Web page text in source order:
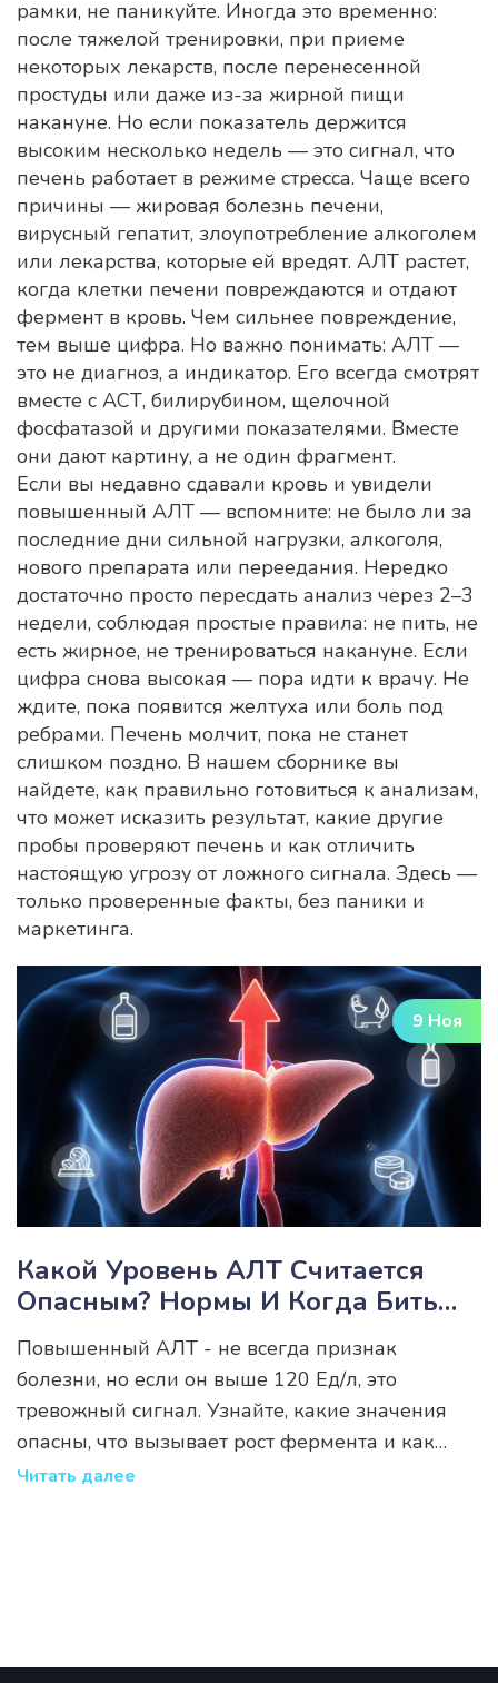
рамки, не паникуйте. Иногда это временно:
после тяжелой тренировки, при приеме
некоторых лекарств, после перенесенной
простуды или даже из-за жирной пищи
накануне. Но если показатель держится
высоким несколько недель — это сигнал, что
печень работает в режиме стресса. Чаще всего
причины — жировая болезнь печени,
вирусный гепатит, злоупотребление алкоголем
или лекарства, которые ей вредят. АЛТ растет,
когда клетки печени повреждаются и отдают
фермент в кровь. Чем сильнее повреждение,
тем выше цифра. Но важно понимать: АЛТ —
это не диагноз, а индикатор. Его всегда смотрят
вместе с АСТ, билирубином, щелочной
фосфатазой и другими показателями. Вместе
они дают картину, а не один фрагмент.
Если вы недавно сдавали кровь и увидели
повышенный АЛТ — вспомните: не было ли за
последние дни сильной нагрузки, алкоголя,
нового препарата или переедания. Нередко
достаточно просто пересдать анализ через 2–3
недели, соблюдая простые правила: не пить, не
есть жирное, не тренироваться накануне. Если
цифра снова высокая — пора идти к врачу. Не
ждите, пока появится желтуха или боль под
ребрами. Печень молчит, пока не станет
слишком поздно. В нашем сборнике вы
найдете, как правильно готовиться к анализам,
что может исказить результат, какие другие
пробы проверяют печень и как отличить
настоящую угрозу от ложного сигнала. Здесь —
только проверенные факты, без паники и
маркетинга.
9 Ноя
Какой Уровень АЛТ Считается
Опасным? Нормы И Когда Бить
Тревогу
Повышенный АЛТ - не всегда признак
болезни, но если он выше 120 Ед/л, это
тревожный сигнал. Узнайте, какие значения
опасны, что вызывает рост фермента и как
восстановить печень без лекарств.
Читать далее